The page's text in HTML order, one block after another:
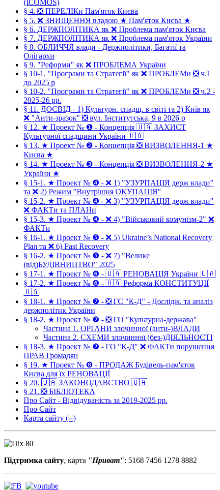
(ICOMOS)
§ 4. ❎ ПЕРЕЛІКи Пам'яток Києва
§ 5. ❌ ЗНИЩЕННЯ владою ★ Пам'яток Києва ★
§ 6. ДЕРЖПОЛІТИКА як ❌ Проблема пам'яток Києва
§ 7. ДЕРЖПОЛІТИКА як ❌ Проблема пам'яток України
§ 8. ОБЛИЧЧЯ влади - Держполітики, Багатії та
Олігархи
§ 9. "Реформи" як ❌ ПРОБЛЕМА України
§ 10-1. "Програми та Стратегії" як ❌ ПРОБЛЕМи ❎ ч.1
до 2025 р
§ 10-2. "Програми та Стратегії" як ❌ ПРОБЛЕМи ❎ ч.2 -
2025-26 рр.
§ 11. ДОСВІД - 1) Культурн. спадщ. в світі та 2) Київ як
❌ "Анти-зразок" ❎ вул. Інститутська, 9 в 2026 р
§ 12. ★ Проект № ❶ - Концепція 🇺🇦 ЗАХИСТ
Культурної спадщини України 🇺🇦
§ 13. ★ Проект № ❷ - Концепція ❎ ВИЗВОЛЕННЯ-1 ★
Києва ★
§ 14. ★ Проект № ❸ - Концепція ❎ ВИЗВОЛЕННЯ-2 ★
України ★
§ 15-1. ★ Проект № ❹ - ❌ 1) "УЗУРПАЦІЯ держ влади"
та ❌ 2) Режим "Внутрішня ОКУПАЦІЯ"
§ 15-2. ★ Проект № ❹ - ❌ 3) "УЗУРПАЦІЯ держ влади"
❌ ФАКТи та ПЛАНи
§ 15-3. ★ Проект № ❹ - ❌ 4) "Військовий комунізм-2" ❌
ФАКТи
§ 16-1. ★ Проект № ❺ - ❌ 5) Ukraine’s National Recovery
Plan та ❌ 6) Fast Recovery
§ 16-2. ★ Проект № ❺ - ❌ 7) "Велике
(від)БУДІВНИЦТВО" 2025
§ 17-1. ★ Проект № ❻ - 🇺🇦 РЕНОВАЦІЯ України 🇺🇦
§ 17-2. ★ Проект № ❻ - 🇺🇦 Реформа КОНСТИТУЦІЇ
🇺🇦
§ 18-1. ★ Проект № ❼ - ❎ ГС "К-Д" - Дослідж. та аналіз
держполітик України
§ 18-2. ★ Проект № ❼ - ❎ ГО "Культурна-держава"
Частина 1. ОРГАНИ злочинної (анти-)ВЛАДИ
Частина 2. СХЕМИ злочинної (без-)ДІЯЛЬНОСТІ
§ 18-3. ★ Проект № ❼ - ГО "К-Д" ❌ ФАКТи порушення
ПРАВ Громадян
§ 19. ★ Проект № ❽ - ПРОДАЖ Будівель-пам'яток
Києва для їх РЕНОВАЦІЇ
§ 20. 🇺🇦 ЗАКОНОДАВСТВО 🇺🇦
§ 21. ❎ БІБЛІОТЕКА
Про Сайт - Відвідуваність за 2019-2025 рр.
Про Сайт
Карта сайту (--)
Підтримка сайту, карта "Приват": 5168 7456 1278 8882